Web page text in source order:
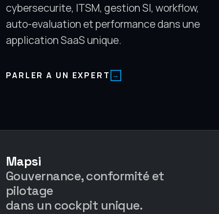
cybersecurite, ITSM, gestion SI, workflow,
auto-evaluation et performance dans une
application SaaS unique.
PARLER A UN EXPERT
Mapsi
Gouvernance, conformité et
pilotage
dans un cockpit unique.